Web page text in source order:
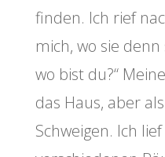
finden. Ich rief
mich, wo sie
wo bist du?“
das Haus, aber
Schweigen. Ich